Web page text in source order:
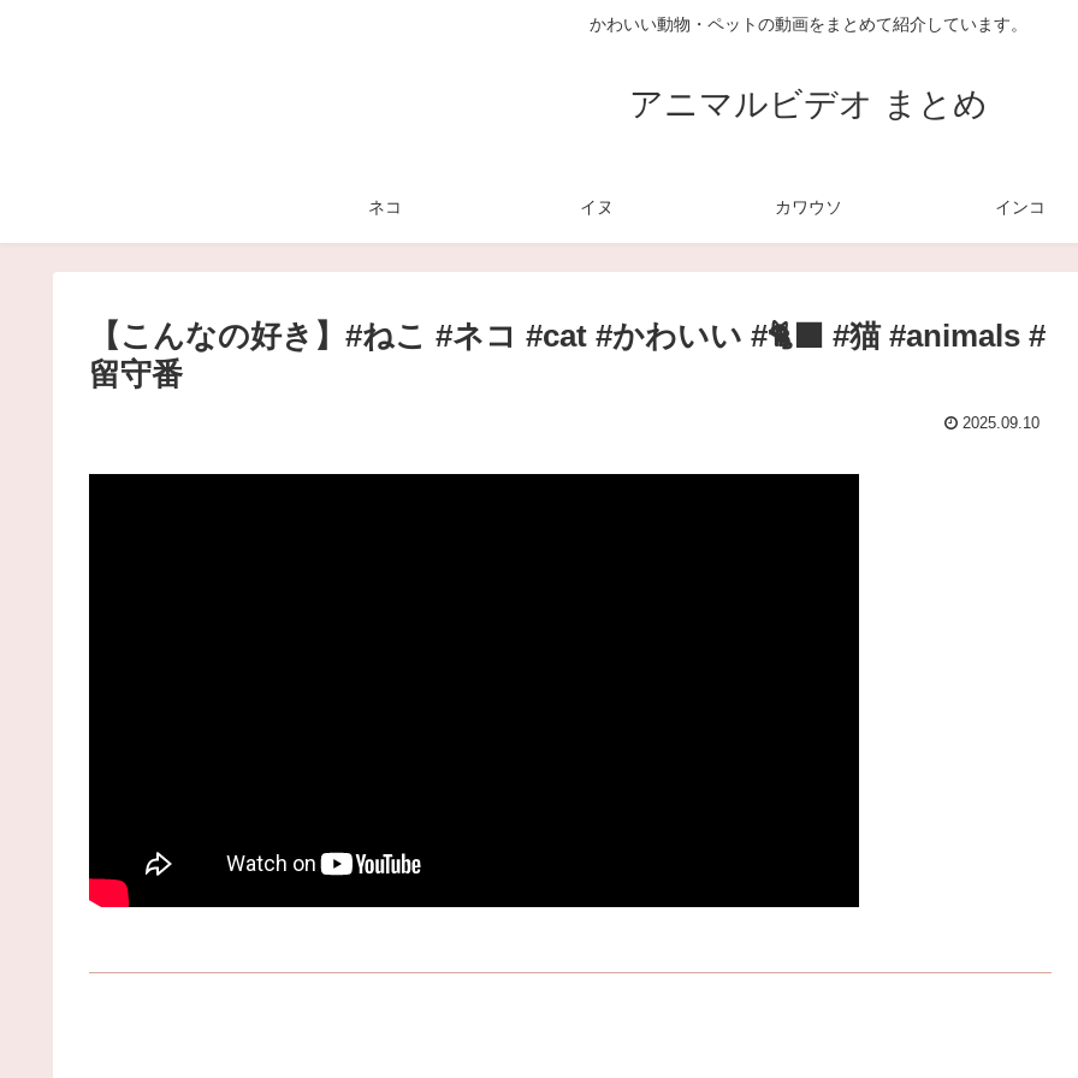
かわいい動物・ペットの動画をまとめて紹介しています。
アニマルビデオ まとめ
ネコ イヌ カワウソ インコ
【こんなの好き】#ねこ #ネコ #cat #かわいい #🐈‍⬛ #猫 #animals #
留守番
2025.09.10